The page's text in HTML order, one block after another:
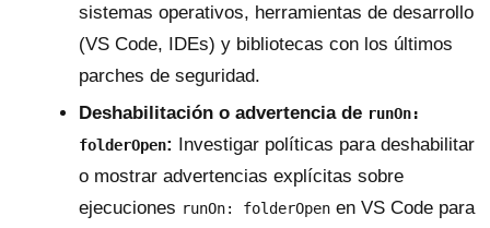
sistemas operativos, herramientas de desarrollo
(VS Code, IDEs) y bibliotecas con los últimos
parches de seguridad.
Deshabilitación o advertencia de runOn:
folderOpen:
Investigar políticas para deshabilitar
o mostrar advertencias explícitas sobre
ejecuciones runOn: folderOpen en VS Code para